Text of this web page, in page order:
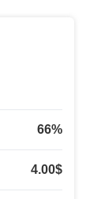
66%
4.00$